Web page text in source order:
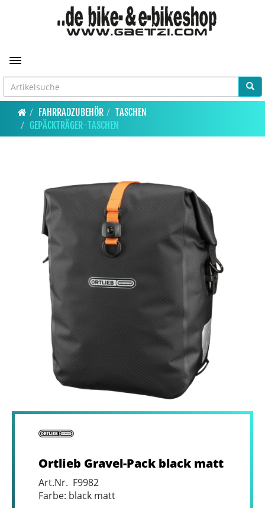
Toggle navigation
FAHRRADZUBEHÖR
TASCHEN
GEPÄCKTRÄGER-TASCHEN
Ortlieb Gravel-Pack black matt
Art.Nr. F9982
Farbe: black matt